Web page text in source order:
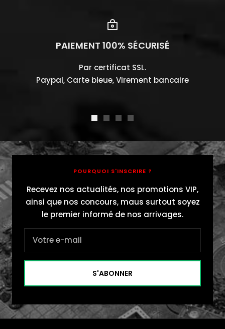
PAIEMENT 100% SÉCURISÉ
Par certificat SSL.
Paypal, Carte bleue, Virement bancaire
Aller
slide
Aller
slide
Aller
slide
Aller
POURQUOI S'INSCRIRE ?
Recevez nos actualités, nos promotions VIP,
ainsi que nos concours, maus surtout soyez
le premier informé de nos arrivages.
Votre e-mail
S'ABONNER